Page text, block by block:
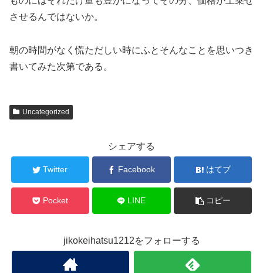
させるんではないか。
朝の時間がなく慌ただしい時にふとそんなことを思いつき
書いてみた次第である。
Uncategorized
シェアする
Twitter Facebook はてブ
Pocket LINE コピー
jikokeihatsu1212をフォローする